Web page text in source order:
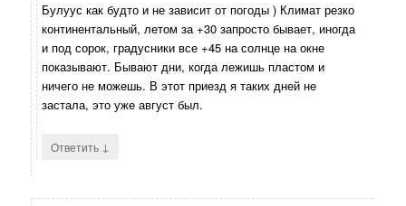
Булуус как будто и не зависит от погоды ) Климат резко
континентальный, летом за +30 запросто бывает, иногда
и под сорок, градусники все +45 на солнце на окне
показывают. Бывают дни, когда лежишь пластом и
ничего не можешь. В этот приезд я таких дней не
застала, это уже август был.
Ответить ↓